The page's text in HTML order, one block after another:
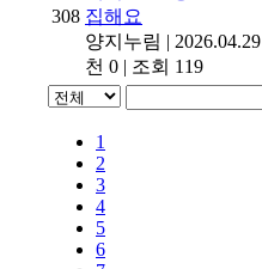
308 집해요
양지누림 | 2026.04.29
천 0 | 조회 119
1
2
3
4
5
6